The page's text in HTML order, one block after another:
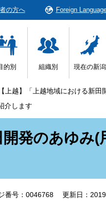
の方へ Foreign
的別 組織別 現在の新潟
【上越】「上越地域における新
介します
開発のあゆみ(
番号：0046768 更新日：